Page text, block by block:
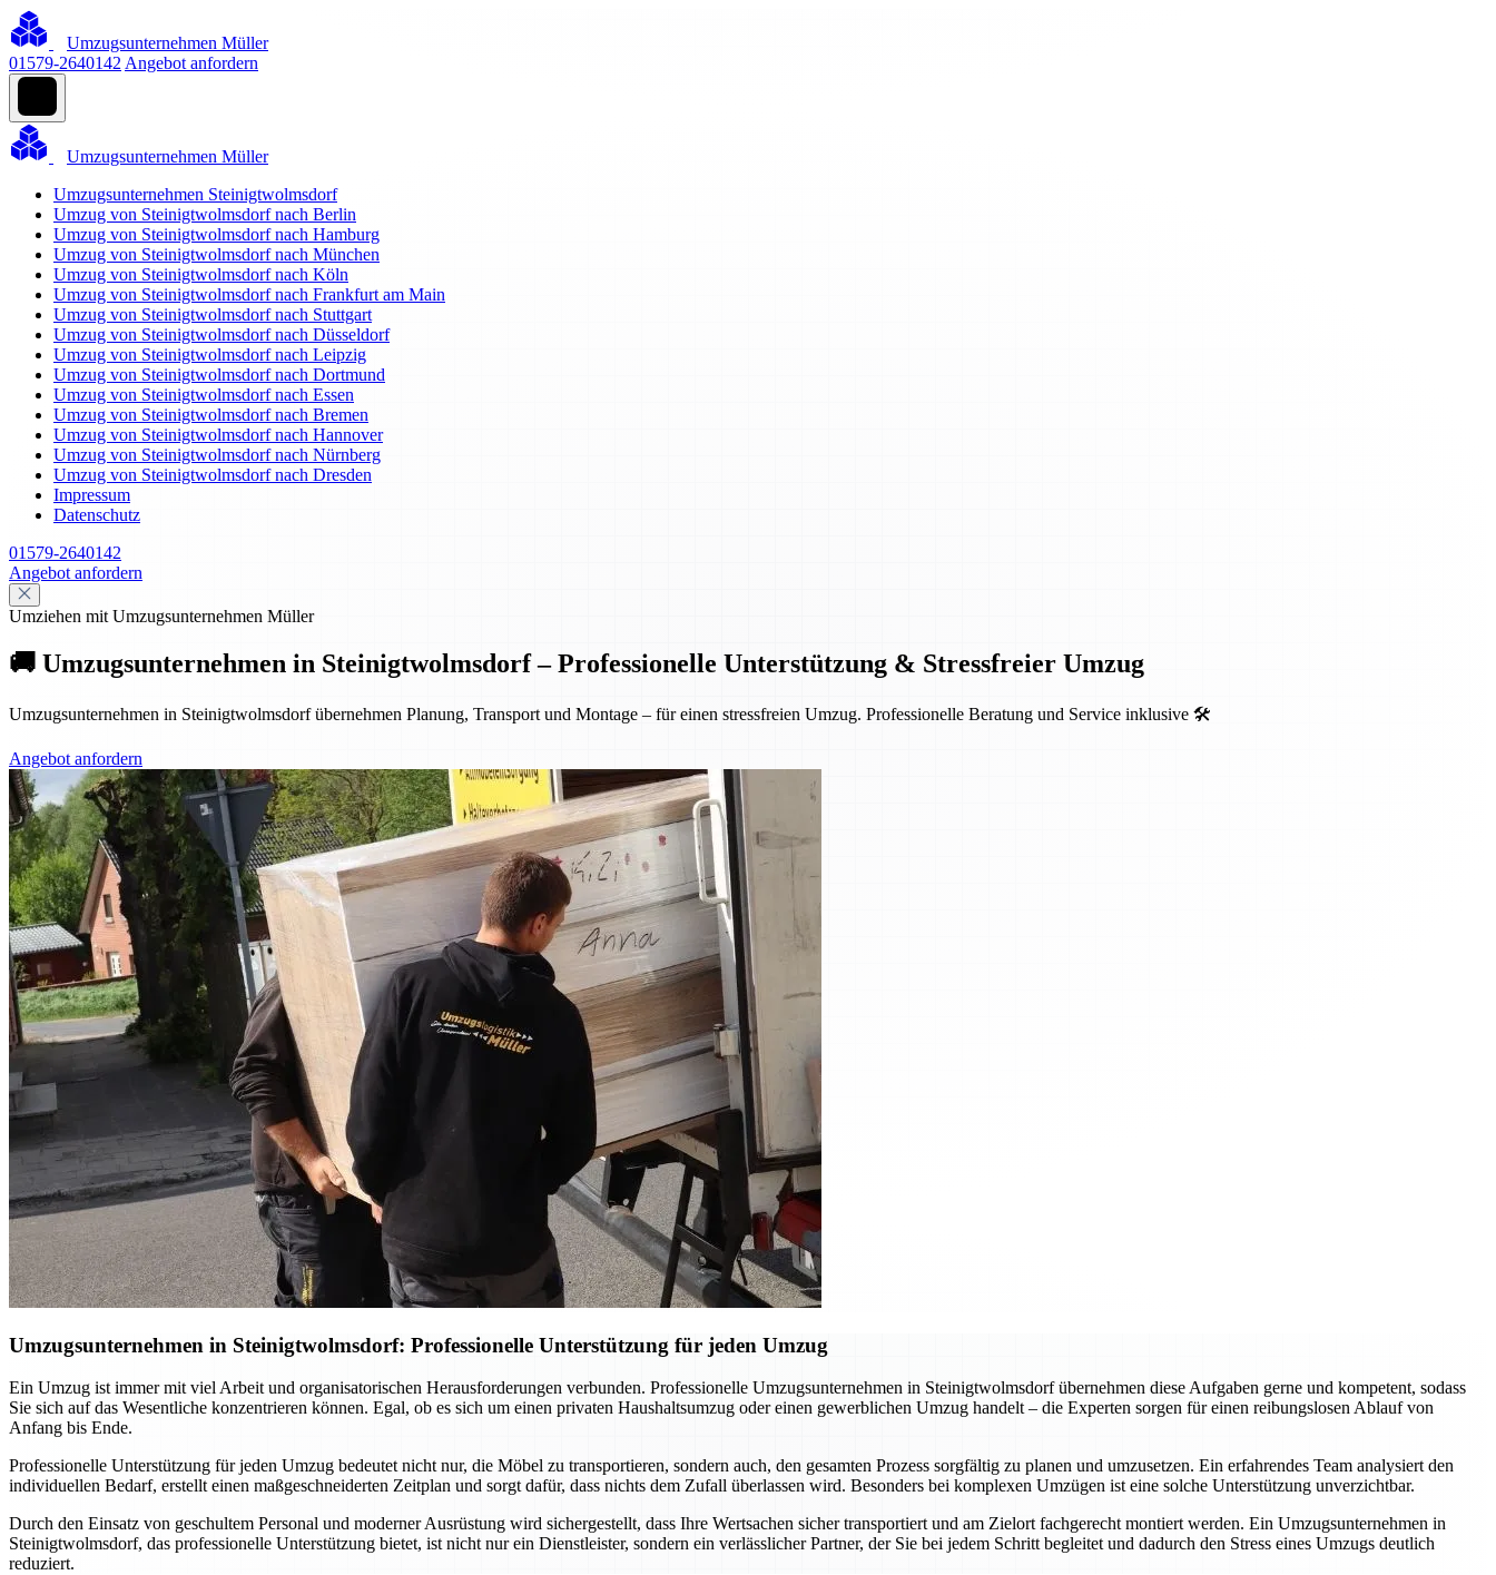
Umzugsunternehmen Müller
01579-2640142 Angebot anfordern
Umzugsunternehmen Müller
Umzugsunternehmen Steinigtwolmsdorf
Umzug von Steinigtwolmsdorf nach Berlin
Umzug von Steinigtwolmsdorf nach Hamburg
Umzug von Steinigtwolmsdorf nach München
Umzug von Steinigtwolmsdorf nach Köln
Umzug von Steinigtwolmsdorf nach Frankfurt am Main
Umzug von Steinigtwolmsdorf nach Stuttgart
Umzug von Steinigtwolmsdorf nach Düsseldorf
Umzug von Steinigtwolmsdorf nach Leipzig
Umzug von Steinigtwolmsdorf nach Dortmund
Umzug von Steinigtwolmsdorf nach Essen
Umzug von Steinigtwolmsdorf nach Bremen
Umzug von Steinigtwolmsdorf nach Hannover
Umzug von Steinigtwolmsdorf nach Nürnberg
Umzug von Steinigtwolmsdorf nach Dresden
Impressum
Datenschutz
01579-2640142
Angebot anfordern
Umziehen mit Umzugsunternehmen Müller
🚚 Umzugsunternehmen in Steinigtwolmsdorf – Professionelle Unterstützung & Stressfreier Umzug
Umzugsunternehmen in Steinigtwolmsdorf übernehmen Planung, Transport und Montage – für einen stressfreien Umzug. Professionelle Beratung und Service inklusive 🛠️
Angebot anfordern
Umzugsunternehmen in Steinigtwolmsdorf: Professionelle Unterstützung für jeden Umzug
Ein Umzug ist immer mit viel Arbeit und organisatorischen Herausforderungen verbunden. Professionelle Umzugsunternehmen in Steinigtwolmsdorf übernehmen diese Aufgaben gerne und kompetent, sodass
Sie sich auf das Wesentliche konzentrieren können. Egal, ob es sich um einen privaten Haushaltsumzug oder einen gewerblichen Umzug handelt – die Experten sorgen für einen reibungslosen Ablauf von
Anfang bis Ende.
Professionelle Unterstützung für jeden Umzug bedeutet nicht nur, die Möbel zu transportieren, sondern auch, den gesamten Prozess sorgfältig zu planen und umzusetzen. Ein erfahrendes Team analysiert den
individuellen Bedarf, erstellt einen maßgeschneiderten Zeitplan und sorgt dafür, dass nichts dem Zufall überlassen wird. Besonders bei komplexen Umzügen ist eine solche Unterstützung unverzichtbar.
Durch den Einsatz von geschultem Personal und moderner Ausrüstung wird sichergestellt, dass Ihre Wertsachen sicher transportiert und am Zielort fachgerecht montiert werden. Ein Umzugsunternehmen in
Steinigtwolmsdorf, das professionelle Unterstützung bietet, ist nicht nur ein Dienstleister, sondern ein verlässlicher Partner, der Sie bei jedem Schritt begleitet und dadurch den Stress eines Umzugs deutlich
reduziert.